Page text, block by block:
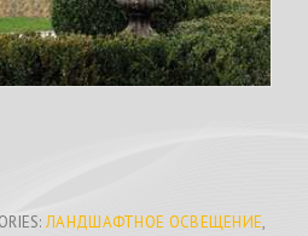
ЛАНДШАФТНОЕ ОСВЕЩЕНИЕ,